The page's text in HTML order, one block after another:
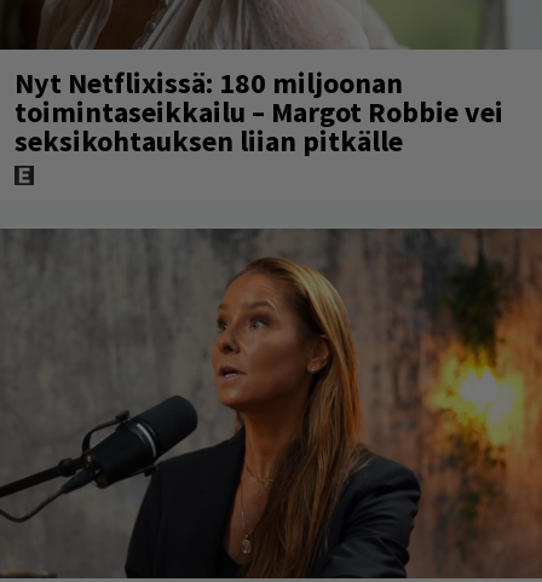
Nyt Netflixissä: 180 miljoonan
toimintaseikkailu – Margot Robbie vei
seksikohtauksen liian pitkälle